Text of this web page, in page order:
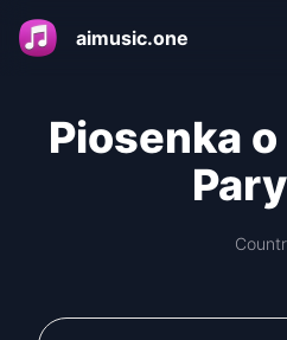
aimusic.one
Piosenka